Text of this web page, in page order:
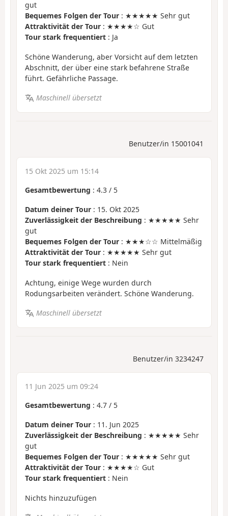
gut
Bequemes Folgen der Tour : ★★★★★ Sehr gut
Attraktivität der Tour : ★★★★☆ Gut
Tour stark frequentiert : Ja
Schöne Wanderung, aber Vorsicht auf dem letzten
Abschnitt, der über eine stark befahrene Straße
führt. Gefährliche Passage.
Maschinell übersetzt
Benutzer/in 15001041
15 Okt 2025 um 15:14
Gesamtbewertung : 4.3 / 5
Datum deiner Tour : 15. Okt 2025
Zuverlässigkeit der Beschreibung : ★★★★★ Sehr
gut
Bequemes Folgen der Tour : ★★★☆☆ Mittelmäßig
Attraktivität der Tour : ★★★★★ Sehr gut
Tour stark frequentiert : Nein
Achtung, einige Wege wurden durch
Rodungsarbeiten verändert. Schöne Wanderung.
Maschinell übersetzt
Benutzer/in 3234247
11 Jun 2025 um 09:24
Gesamtbewertung : 4.7 / 5
Datum deiner Tour : 11. Jun 2025
Zuverlässigkeit der Beschreibung : ★★★★★ Sehr
gut
Bequemes Folgen der Tour : ★★★★★ Sehr gut
Attraktivität der Tour : ★★★★☆ Gut
Tour stark frequentiert : Nein
Nichts hinzuzufügen